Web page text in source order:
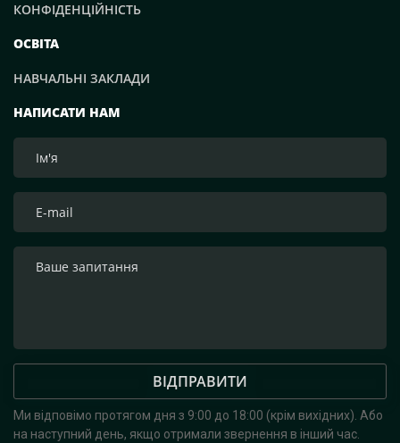
НАПИСАТИ НАМ
ВІДПРАВИТИ
Ми відповімо протягом дня з 9:00 до 18:00 (крім вихідних). Або
на наступний день, якщо отримали звернення в інший час.
КОНФІДЕНЦІЙНІСТЬ
ОСВІТА
НАВЧАЛЬНІ ЗАКЛАДИ